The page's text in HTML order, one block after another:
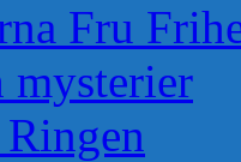
Fru
mysterier